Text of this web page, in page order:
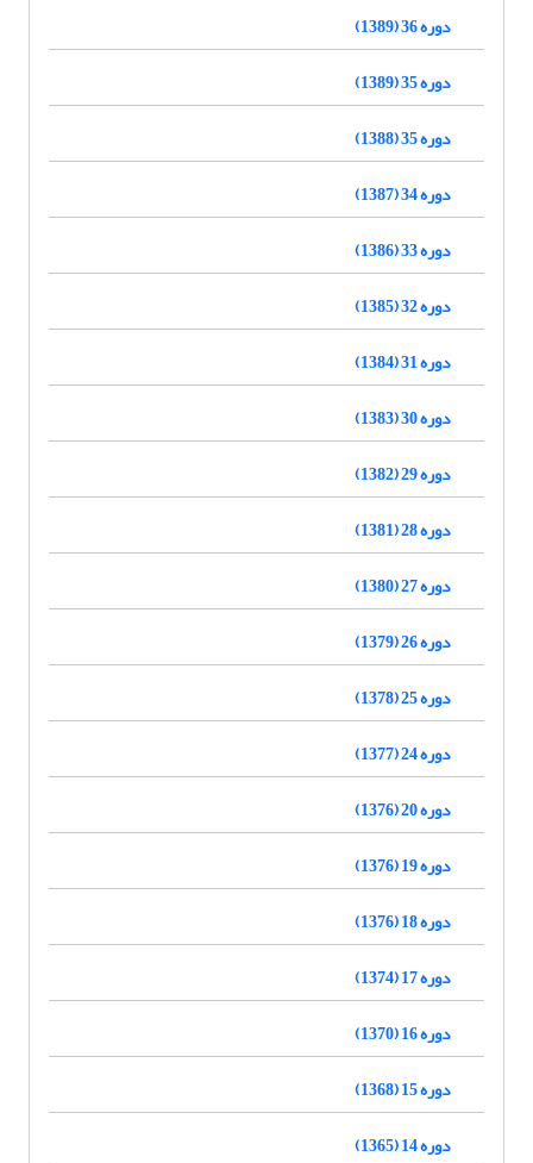
دوره 36 (1389)
دوره 35 (1389)
دوره 35 (1388)
دوره 34 (1387)
دوره 33 (1386)
دوره 32 (1385)
دوره 31 (1384)
دوره 30 (1383)
دوره 29 (1382)
دوره 28 (1381)
دوره 27 (1380)
دوره 26 (1379)
دوره 25 (1378)
دوره 24 (1377)
دوره 20 (1376)
دوره 19 (1376)
دوره 18 (1376)
دوره 17 (1374)
دوره 16 (1370)
دوره 15 (1368)
دوره 14 (1365)